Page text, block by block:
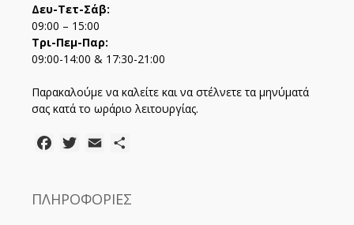
Δευ-Τετ-Σάβ:
09:00 – 15:00
Τρι-Πεμ-Παρ:
09:00-14:00 & 17:30-21:00
Παρακαλούμε να καλείτε και να στέλνετε τα μηνύματά
σας κατά το ωράριο λειτουργίας.
FacebookTwitter
Email
ΠΛΗΡΟΦΟΡΙΕΣ